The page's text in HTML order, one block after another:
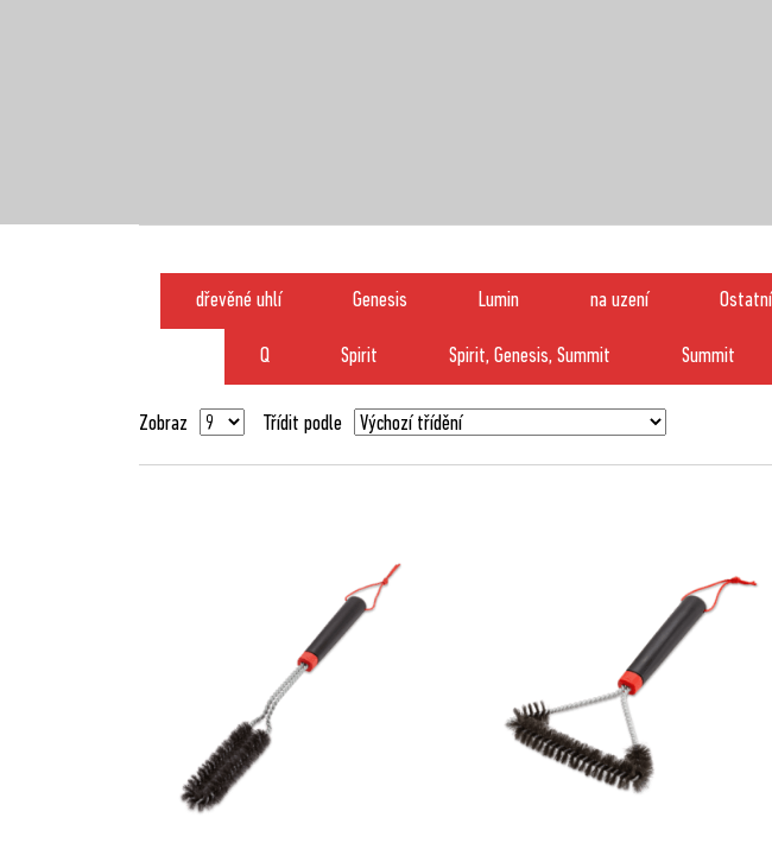
dřevěné uhlí Genesis Lumin na uzení Ostatní
Q Spirit Spirit, Genesis, Summit Summit
Zobraz Třídit podle